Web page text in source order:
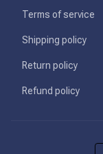
Terms of service
Shipping policy
Return policy
Refund policy